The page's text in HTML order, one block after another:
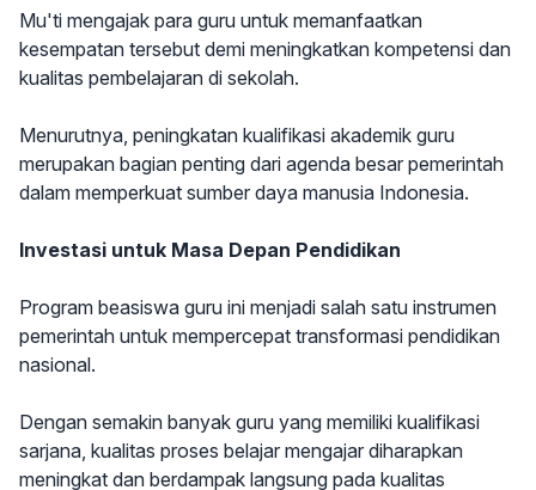
Mu'ti mengajak para guru untuk memanfaatkan
kesempatan tersebut demi meningkatkan kompetensi dan
kualitas pembelajaran di sekolah.
Menurutnya, peningkatan kualifikasi akademik guru
merupakan bagian penting dari agenda besar pemerintah
dalam memperkuat sumber daya manusia Indonesia.
Investasi untuk Masa Depan Pendidikan
Program beasiswa guru ini menjadi salah satu instrumen
pemerintah untuk mempercepat transformasi pendidikan
nasional.
Dengan semakin banyak guru yang memiliki kualifikasi
sarjana, kualitas proses belajar mengajar diharapkan
meningkat dan berdampak langsung pada kualitas